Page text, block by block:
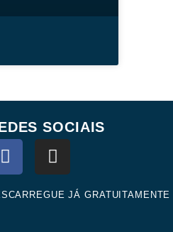
SOCIAIS
F
a
c
e
I
n
s
t
JÁ GRATUITAMENTE